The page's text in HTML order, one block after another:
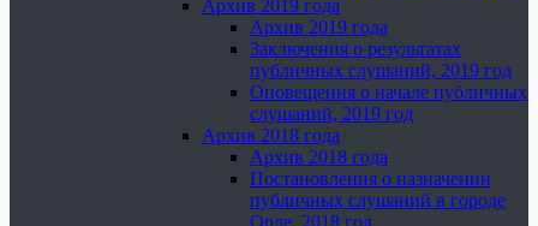
Архив 2019 года
Архив 2019 года
Заключения о результатах
публичных слушаний, 2019 год
Оповещения о начале публичных
слушаний, 2019 год
Архив 2018 года
Архив 2018 года
Постановления о назначении
публичных слушаний в городе
Орле, 2018 год